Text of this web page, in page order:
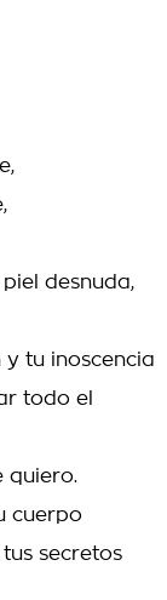
desnuda,
tu inoscencia
todo el
quiero.
cuerpo
secretos